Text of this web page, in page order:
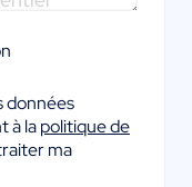
données
à lapolitique de
ma